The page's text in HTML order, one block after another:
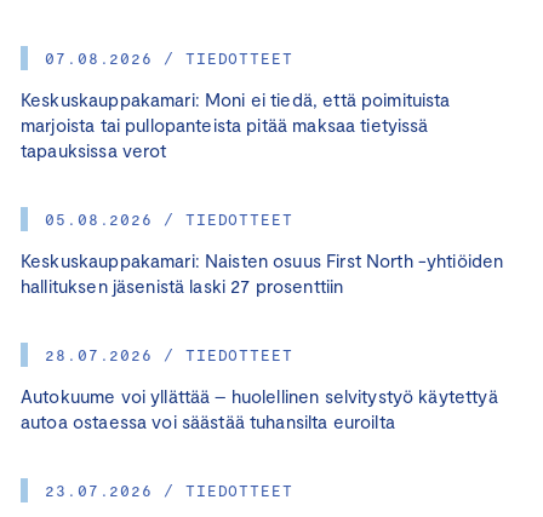
07.08.2026 / TIEDOTTEET
Keskuskauppakamari: Moni ei tiedä, että poimituista
marjoista tai pullopanteista pitää maksaa tietyissä
tapauksissa verot
05.08.2026 / TIEDOTTEET
Keskuskauppakamari: Naisten osuus First North -yhtiöiden
hallituksen jäsenistä laski 27 prosenttiin
28.07.2026 / TIEDOTTEET
Autokuume voi yllättää – huolellinen selvitystyö käytettyä
autoa ostaessa voi säästää tuhansilta euroilta
23.07.2026 / TIEDOTTEET